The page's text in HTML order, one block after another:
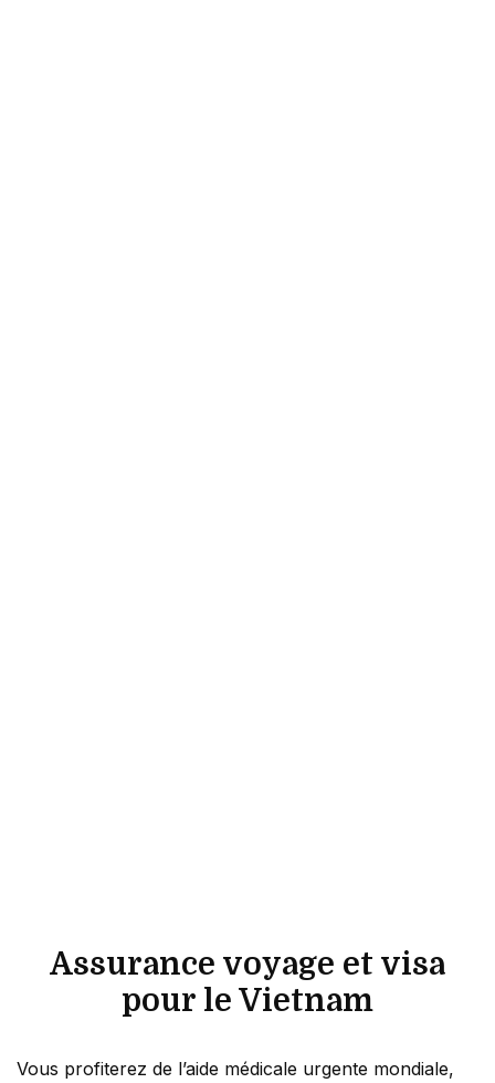
Assurance voyage et visa
pour le Vietnam
Vous profiterez de l’aide médicale urgente mondiale,